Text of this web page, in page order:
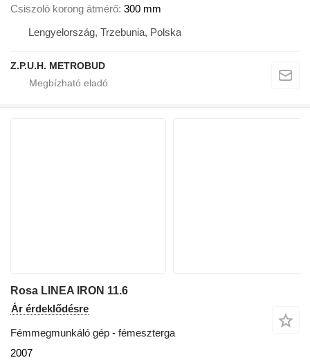
Csiszoló korong átmérő 300 mm
Lengyelország, Trzebunia, Polska
Z.P.U.H. METROBUD
Rosa LINEA IRON 11.6
Ár érdeklődésre
Fémmegmunkáló gép - fémeszterga
2007